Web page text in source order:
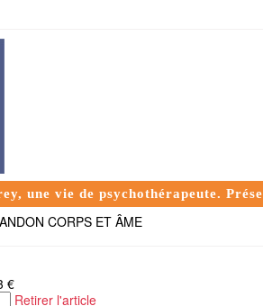
une vie de psychothérapeute.
CORPS ET ÂME
€
Retirer l'article